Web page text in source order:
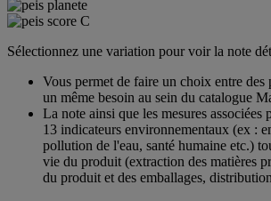
Sélectionnez une variation pour voir la note
Vous permet de faire un choix entre des
un même besoin au sein du catalogue
La note ainsi que les mesures associées
13 indicateurs environnementaux (ex :
pollution de l'eau, santé humaine etc.)
vie du produit (extraction des matières
du produit et des emballages,